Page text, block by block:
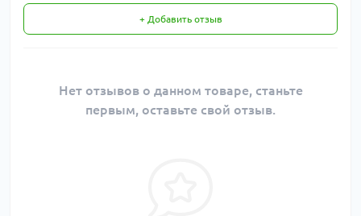
+ Добавить отзыв
Нет отзывов о данном товаре, станьте
первым, оставьте свой отзыв.